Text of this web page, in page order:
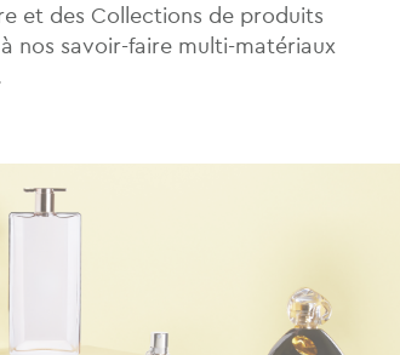
et des Collections de produits
nos savoir-faire multi-matériaux